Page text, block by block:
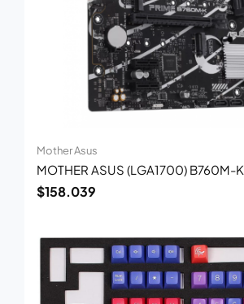
Mother Asus
MOTHER ASUS (LGA1700) B760M-K
$158.039